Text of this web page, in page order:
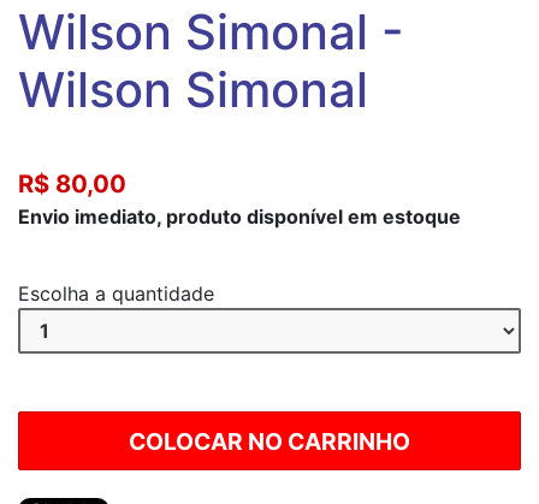
Wilson Simonal -
Wilson Simonal
R$ 80,00
Envio imediato, produto disponível em estoque
Escolha a quantidade